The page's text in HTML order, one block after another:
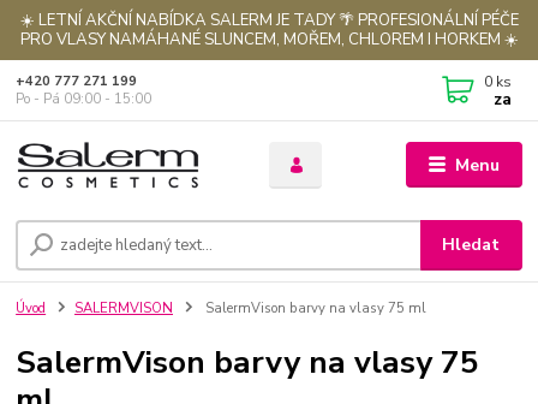
☀️ LETNÍ AKČNÍ NABÍDKA SALERM JE TADY 🌴 PROFESIONÁLNÍ PÉČE
PRO VLASY NAMÁHANÉ SLUNCEM, MOŘEM, CHLOREM I HORKEM ☀️
Menu
Hledat
+420 777 271 199
Po - Pá 09:00 - 15:00
0 ks
za
Úvod SALERMVISON SalermVison barvy na vlasy 75 ml
SalermVison barvy na vlasy 75